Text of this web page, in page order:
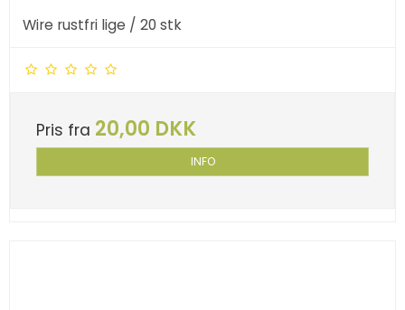
Wire rustfri lige / 20 stk
Pris fra 20,00 DKK
INFO